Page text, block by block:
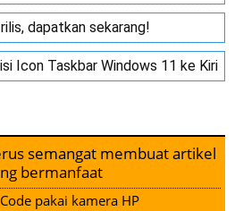
dapatkan sekarang!
Icon Taskbar Windows 11 ke Kiri
semangat membuat artikel
bermanfaat
pakai kamera HP